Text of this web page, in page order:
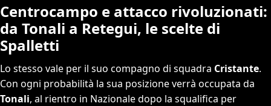
Centrocampo e attacco rivoluzionati:
da Tonali a Retegui, le scelte di
Spalletti
Lo stesso vale per il suo compagno di squadra Cristante.
Con ogni probabilità la sua posizione verrà occupata da
Tonali, al rientro in Nazionale dopo la squalifica per